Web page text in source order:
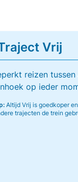
Vrij
reizen
op ieder
Altijd Vrij is goedkoper
trajecten de trein